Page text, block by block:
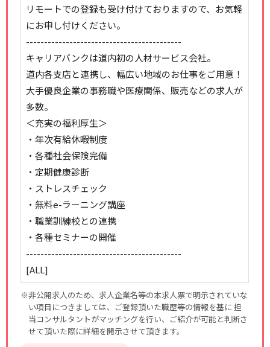
リモートでの登録も受け付けておりますので、お気軽
にお申し付けください。
-------------------------------------------
キャリアバンクは道内初の人材サービス会社。
道内各支店と連携し、幅広い地域のお仕事をご用意！
大手優良企業の事務職や医療関係、販売などの求人が
多数。
＜充実の福利厚生＞
・年次有給休暇制度
・各種社会保険完備
・定期健康診断
・ストレスチェック
・無料e-ラーニング講座
・職業訓練校との連携
・各種セミナーの開催
-------------------------------------------
[ALL]
※非公開求人のため、求人企業名等の本求人票で明示されていな
い項目につきましては、ご登録頂いた職歴等の情報を基に 担
当コンサルタントがマッチングを行い、ご紹介が可能と判断さ
せて頂いた際に詳細を開示させて頂きます。